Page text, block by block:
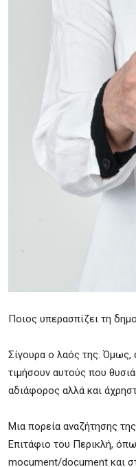
Ποιος υπερασπίζει τη
Σίγουρα ο λαός της. Όμως,
τιμήσουν αυτούς που
αδιάφορος αλλά και
Μια πορεία αναζήτησης
Επιτάφιο του Περικλή,
mocument/document και